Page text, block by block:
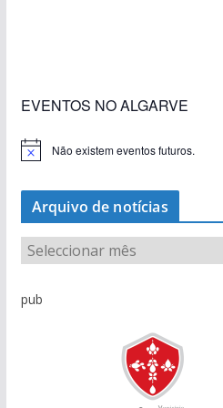
EVENTOS NO ALGARVE
Não existem eventos futuros.
Arquivo de notícias
r
pub